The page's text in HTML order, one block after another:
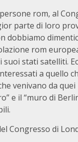
rom, al
parte di loro
dobbiamo
rom
suoi stati satelliti.
a quello
venivano da quei
e il “muro di
Congresso di